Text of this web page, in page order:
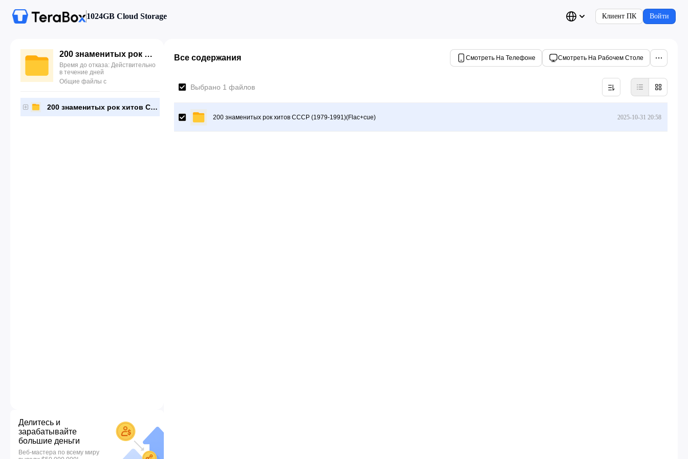
1024GB Cloud Storage Клиент ПК Войти
200 знаменитых рок хитов СССР (1979-1991)(Flac+cue)
Время до отказа: Действительно
в течение дней
Общие файлы с
200 знаменитых рок хитов СССР (1979-1991)(Flac+cue)
Делитесь и
зарабатывайте
большие деньги
Веб-мастера по всему миру
Все содержания Смотреть На Телефоне Смотреть На Рабочем Столе
Выбрано 1 файлов
200 знаменитых рок хитов СССР (1979-1991)(Flac+cue) 2025-10-31 20:58